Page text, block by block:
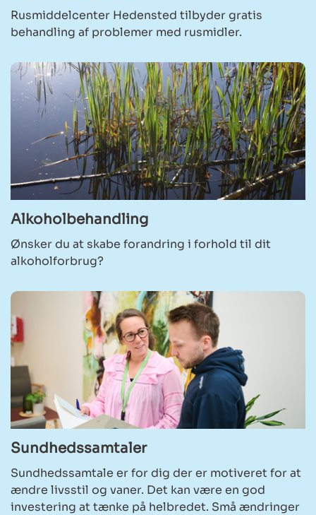
Rusmiddelcenter Hedensted tilbyder gratis
behandling af problemer med rusmidler.
Alkoholbehandling
Ønsker du at skabe forandring i forhold til dit
alkoholforbrug?
Sundhedssamtaler
Sundhedssamtale er for dig der er motiveret for at
ændre livsstil og vaner. Det kan være en god
investering at tænke på helbredet. Små ændringer